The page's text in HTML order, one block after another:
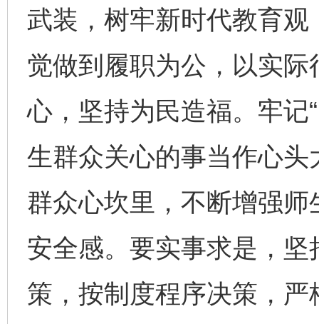
武装，树牢新时代教育
觉做到履职为公，以实
心，坚持为民造福。牢记
生群众关心的事当作心
群众心坎里，不断增强
安全感。要实事求是，
策，按制度程序决策，严